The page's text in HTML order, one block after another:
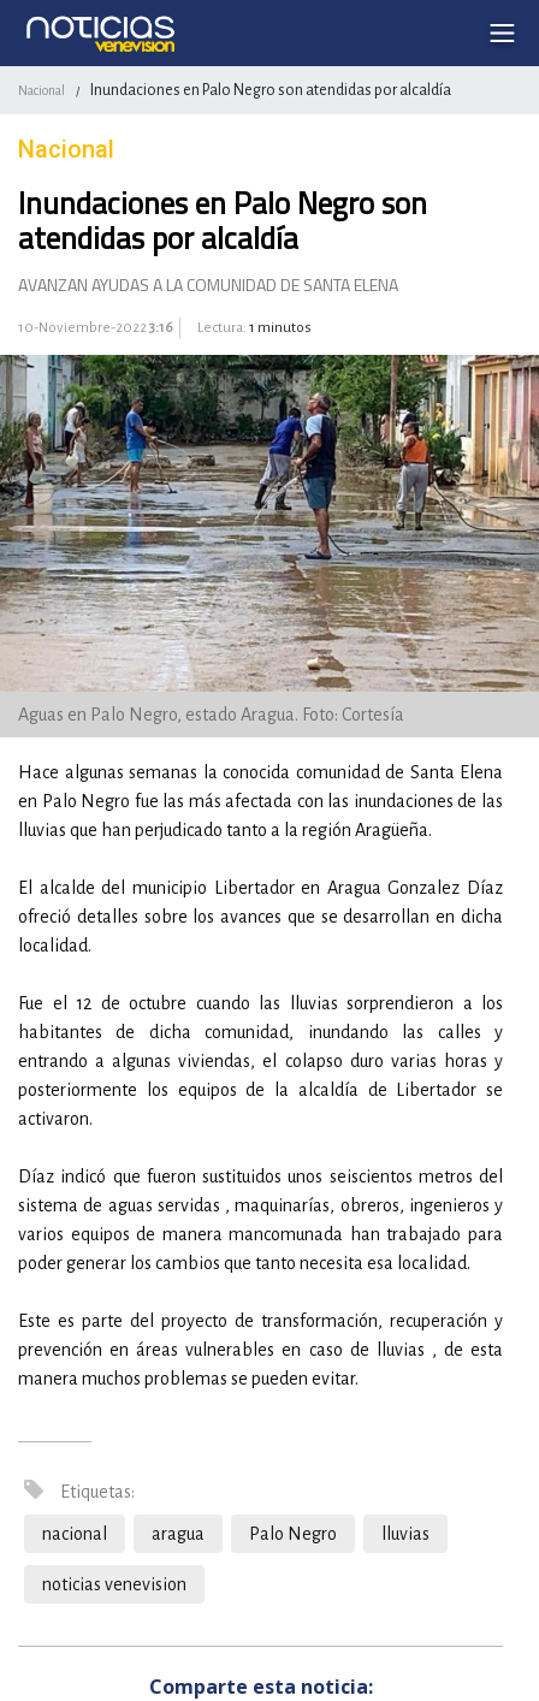
Nacional / Inundaciones en Palo Negro son atendidas por alcaldía
Nacional
Inundaciones en Palo Negro son
atendidas por alcaldía
AVANZAN AYUDAS A LA COMUNIDAD DE SANTA ELENA
10-Noviembre-20223:16 Lectura: 1 minutos
Aguas en Palo Negro, estado Aragua. Foto: Cortesía
Hace algunas semanas la conocida comunidad de Santa Elena
en Palo Negro fue las más afectada con las inundaciones de las
lluvias que han perjudicado tanto a la región Aragüeña.
El alcalde del municipio Libertador en Aragua Gonzalez Díaz
ofreció detalles sobre los avances que se desarrollan en dicha
localidad.
Fue el 12 de octubre cuando las lluvias sorprendieron a los
habitantes de dicha comunidad, inundando las calles y
entrando a algunas viviendas, el colapso duro varias horas y
posteriormente los equipos de la alcaldía de Libertador se
activaron.
Díaz indicó que fueron sustituidos unos seiscientos metros del
sistema de aguas servidas , maquinarías, obreros, ingenieros y
varios equipos de manera mancomunada han trabajado para
poder generar los cambios que tanto necesita esa localidad.
Este es parte del proyecto de transformación, recuperación y
prevención en áreas vulnerables en caso de lluvias , de esta
manera muchos problemas se pueden evitar.
Etiquetas:
nacional aragua Palo Negro lluvias
noticias venevision
Comparte esta noticia: